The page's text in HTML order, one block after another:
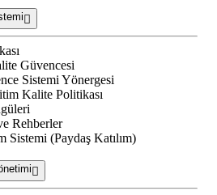
Güvencesi
Sistemi Yönergesi
Kalite Politikası
Rehberler
Sistemi (Paydaş Katılım)